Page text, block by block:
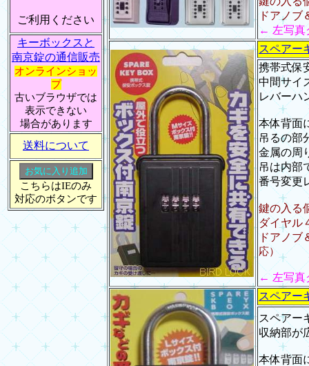
ご利用ください
キーボックスと
南京錠の通信販売
オンラインショッ
プ
古いブラウザでは
表示できない
場合があります
送料について
こちらはIEのみ
対応のボタンです
ドアノブ
← 左写真
スペアー
携帯式保
中間サイ
レバーハ
本体背面
吊るの部
金属の周
吊は内部
番号変更
鍵の入る
ダイヤル
ドアノブ
応）
← 左写真
スペアー
スペアー
収納部が
本体背面